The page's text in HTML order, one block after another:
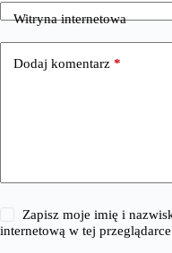
Witryna internetowa
Dodaj komentarz *
Zapisz moje imię i
internetową w tej